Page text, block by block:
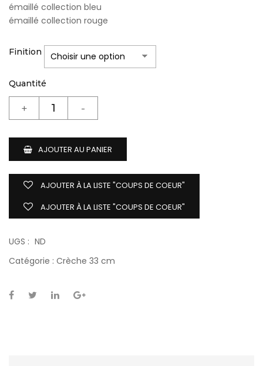
émaillé collection bleu
émaillé collection rouge
Finition
Quantité
AJOUTER AU PANIER
AJOUTER À LA LISTE "COUPS DE COEUR"
AJOUTER À LA LISTE "COUPS DE COEUR"
UGS : ND
Catégorie : Crèche 33 cm